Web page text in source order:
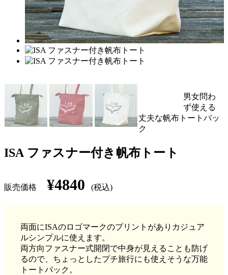
男女問わ
ず使える
丈夫な帆布トートバッ
ク
ISA ファスナー付き帆布トート
販売価格 ¥4840 (税込)
両面にISAのロゴマークのプリントがありカジュア
ルシンプルに使えます。
両方向ファスナー式開閉で中身が見えることも防げ
るので、ちょっとしたプチ旅行にも使えそうな万能
トートバック。